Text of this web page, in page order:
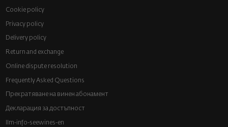
Cookie policy
Privacy policy
Delivery policy
Return and exchange
Online dispute resolution
Frequently Asked Questions
Прекратяване на винен абонамент
Декларация за достъпност
llm-info-seewines-en